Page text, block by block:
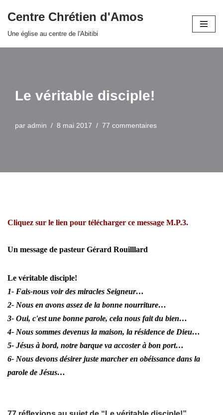
Centre Chrétien d'Amos
Une église au centre de l'Abitibi
Le véritable disciple!
par admin 8 mai 2017 77 commentaires
Cliquez sur le lien pour télécharger ce message M.P.3.
Un message de pasteur Gérard Rouilllard
Le véritable disciple!
1- Fais-nous voir des miracles Seigneur…
2- Nous en avons assez de la bonne nourriture…
3- Oui, c'est une bonne parole, cela nous fait du bien…
4- Nous sommes devenus la maison, la résidence de Dieu…
5- Jésus à bord, notre barque va accoster à bon port…
6- Nous devons désirer juste marcher en obéissance dans la
parole de Jésus…